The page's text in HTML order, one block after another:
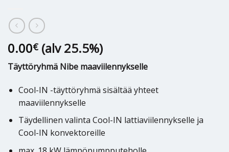
0.00€ (alv 25.5%)
Täyttöryhmä Nibe maaviilennykselle
Cool-IN -täyttöryhmä sisältää yhteet
maaviilennykselle
Täydellinen valinta Cool-IN lattiaviilennykselle ja
Cool-IN konvektoreille